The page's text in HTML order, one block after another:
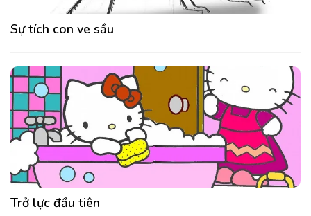
Sự tích con ve sầu
Trở lực đầu tiên